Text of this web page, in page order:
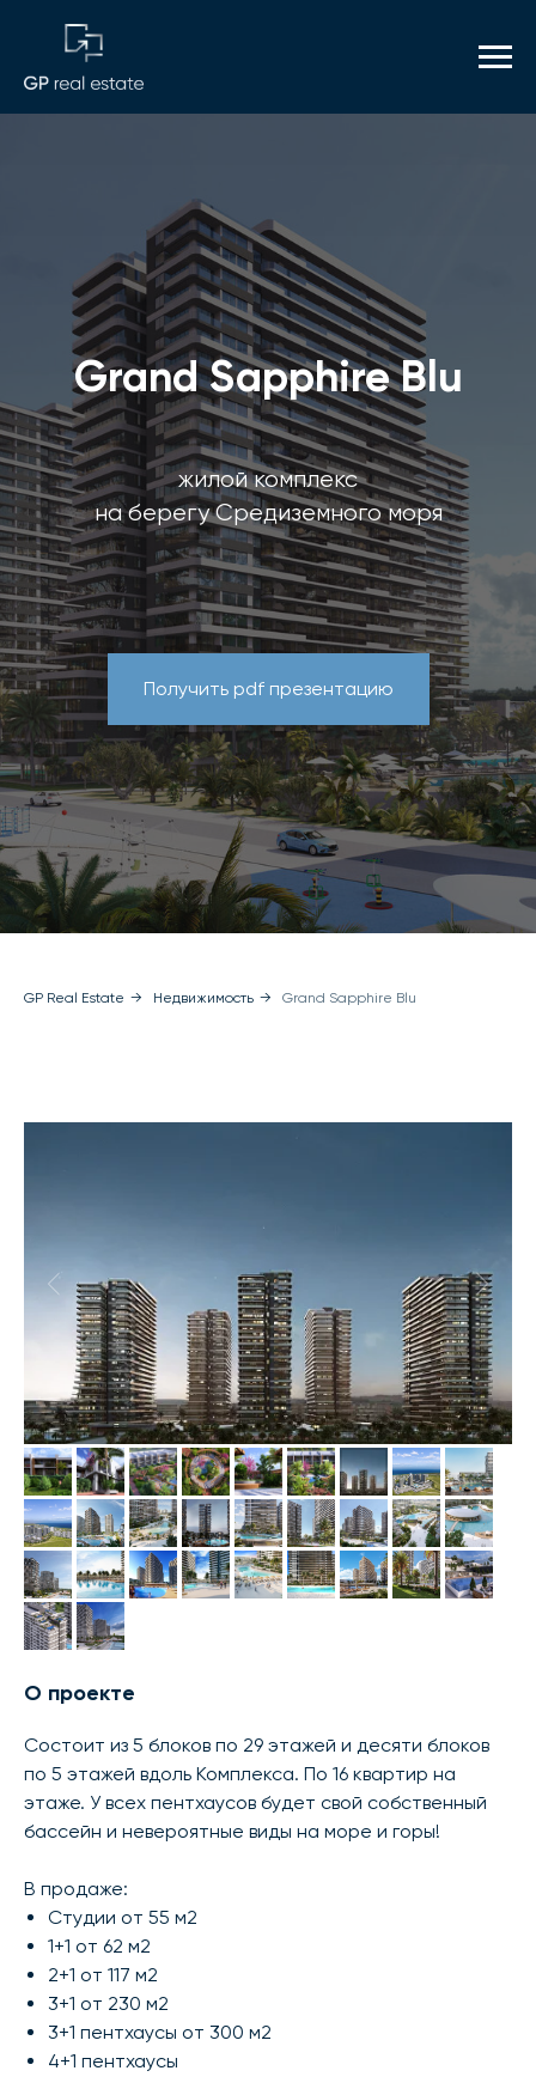
Grand Sapphire Blu
жилой комплекс
на берегу Средиземного моря
Получить pdf презентацию
GP Real Estate → Недвижимость → Grand Sapphire Blu
О проекте
Cостоит из 5 блоков по 29 этажей и десяти блоков
по 5 этажей вдоль Комплекса. По 16 квартир на
этаже. У всех пентхаусов будет свой собственный
бассейн и невероятные виды на море и горы!
В продаже:
Студии от 55 м2
1+1 от 62 м2
2+1 от 117 м2
3+1 от 230 м2
3+1 пентхаусы от 300 м2
4+1 пентхаусы